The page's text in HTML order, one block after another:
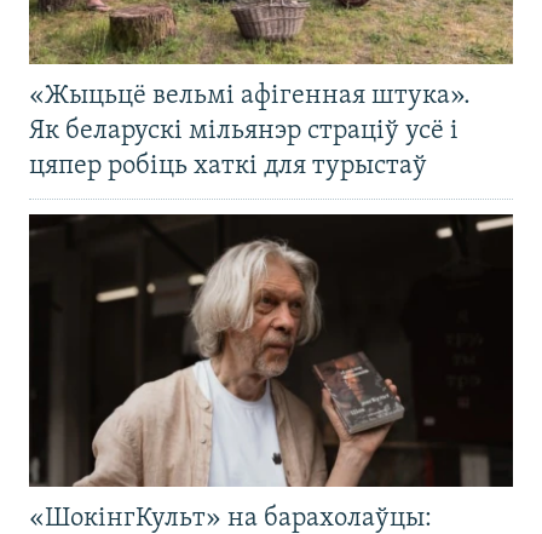
«Жыцьцё вельмі афігенная штука».
Як беларускі мільянэр страціў усё і
цяпер робіць хаткі для турыстаў
«ШокінгКульт» на барахолаўцы: